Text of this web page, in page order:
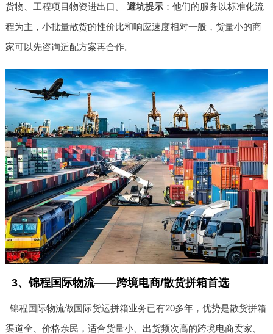
货物、工程项目物资进出口。 避坑提示：他们的服务以标准化流
程为主，小批量散货的性价比和响应速度相对一般，货量小的商
家可以先咨询适配方案再合作。
3、锦程国际物流——跨境电商/散货拼箱首选
锦程国际物流做国际货运拼箱业务已有20多年，优势是散货拼箱
渠道全、价格亲民，适合货量小、出货频次高的跨境电商卖家、